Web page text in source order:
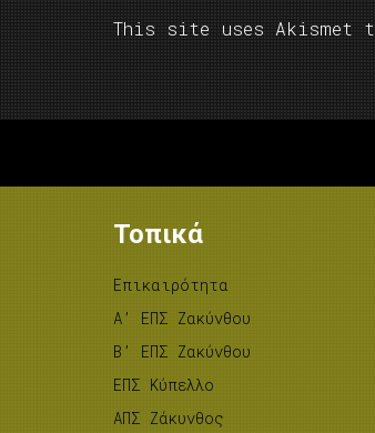
This site uses Akismet
Τοπικά
Επικαιρότητα
A’ ΕΠΣ Ζακύνθου
B’ ΕΠΣ Ζακύνθου
ΕΠΣ Κύπελλο
ΑΠΣ Ζάκυνθος